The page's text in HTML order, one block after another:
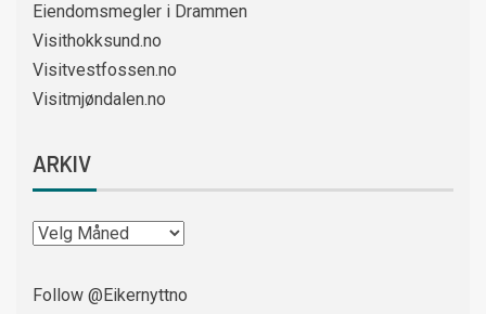
Eiendomsmegler i Drammen
Visithokksund.no
Visitvestfossen.no
Visitmjøndalen.no
ARKIV
Follow @Eikernyttno